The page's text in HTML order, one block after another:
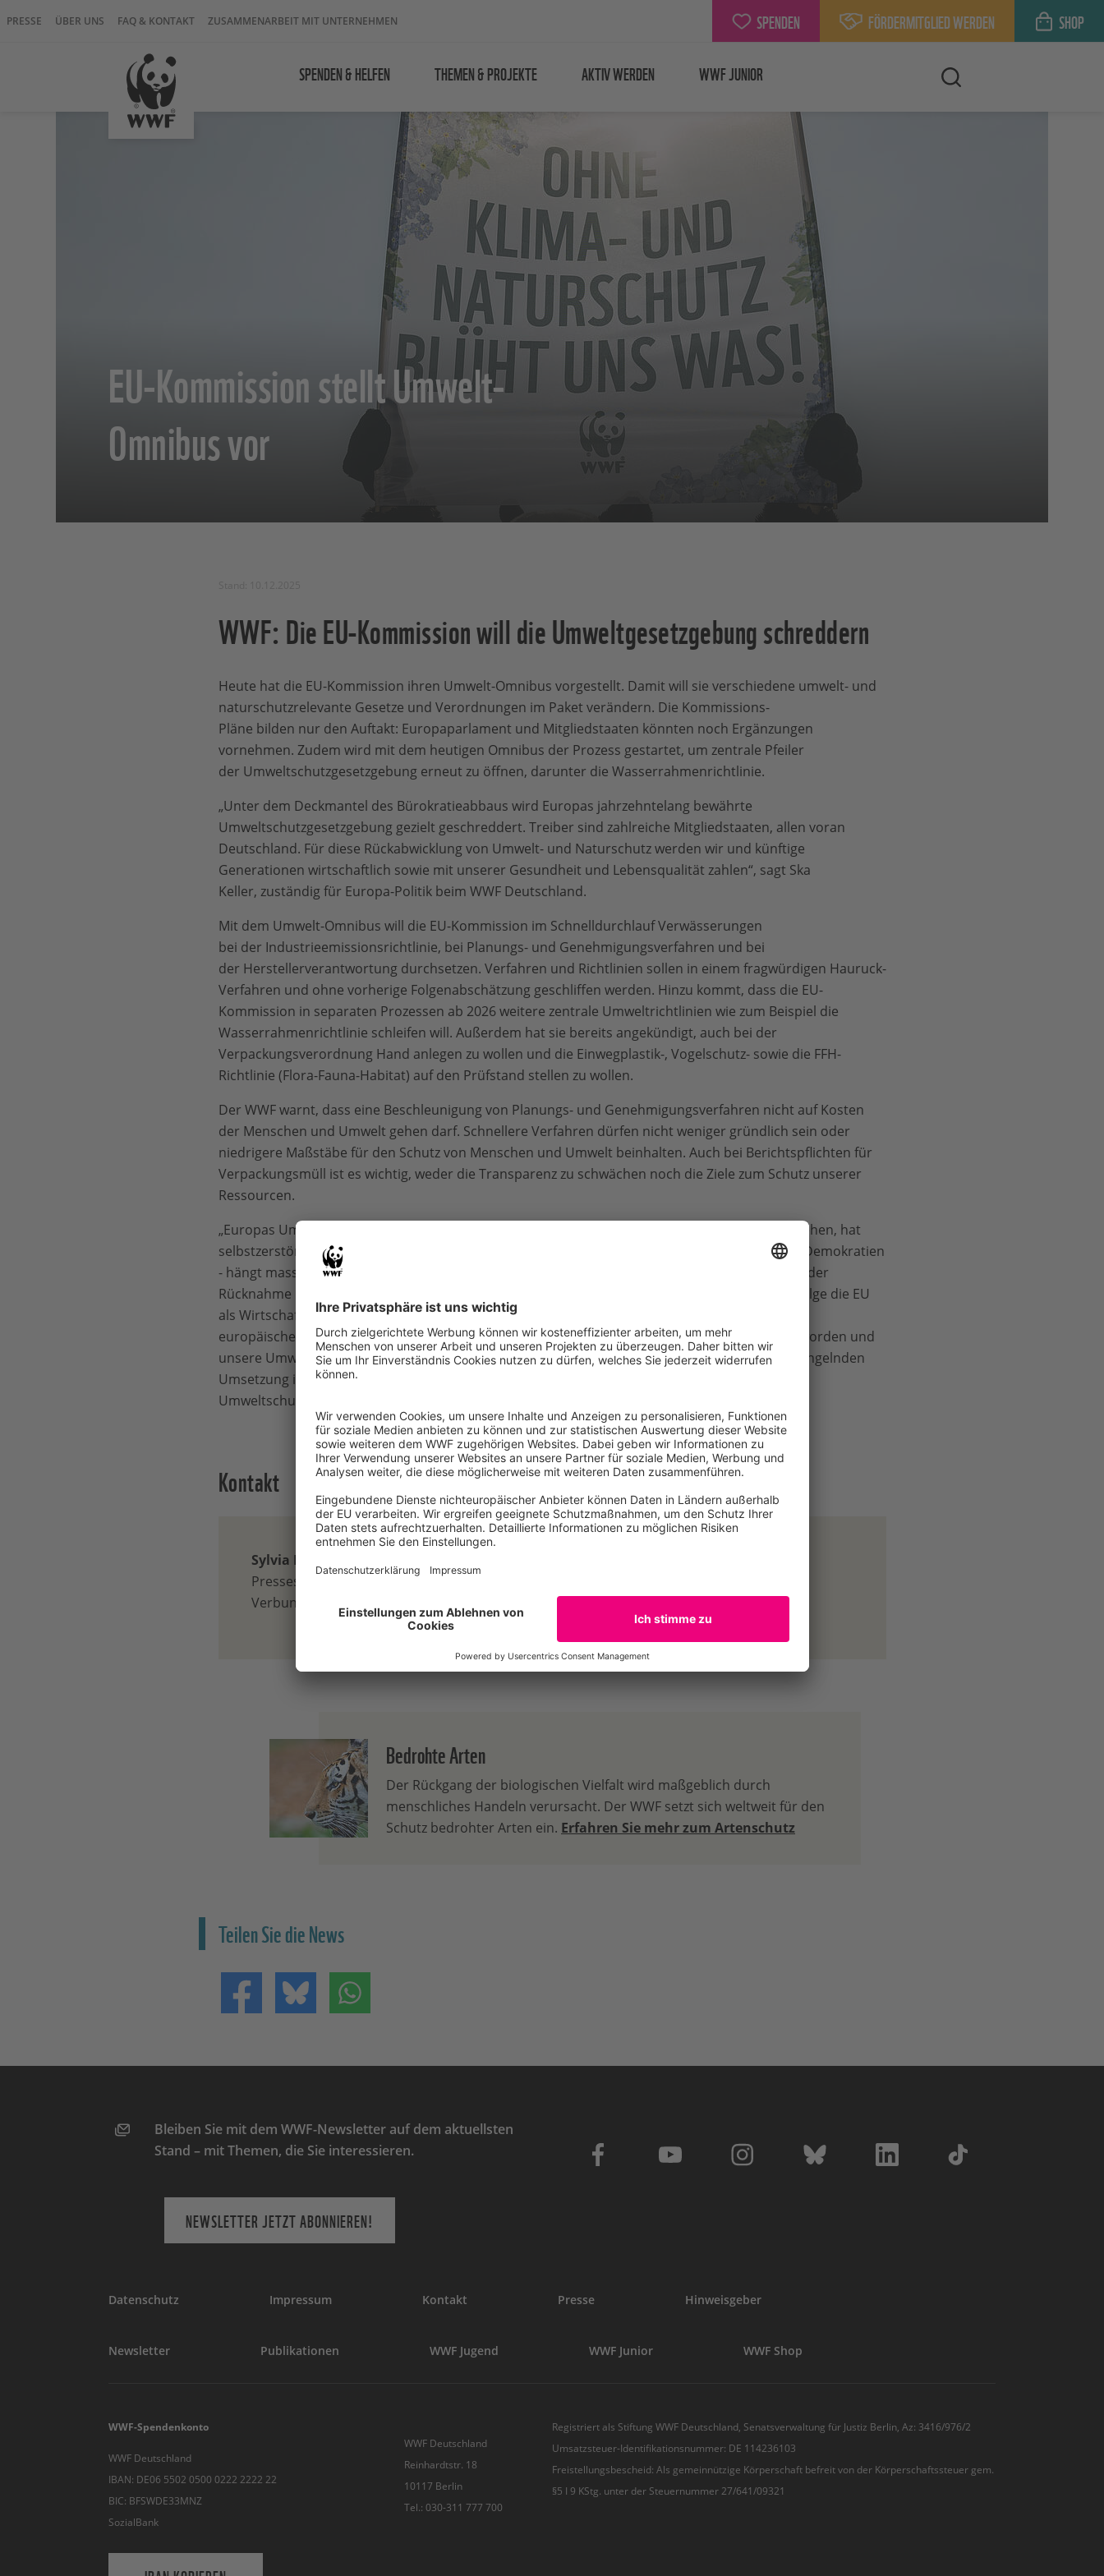
PRESSE ÜBER UNS FAQ & KONTAKT ZUSAMMENARBEIT MIT UNTERNEHMEN SPENDEN FÖRDERMITGLIED WERDEN SHOP
SPENDEN & HELFEN THEMEN & PROJEKTE AKTIV WERDEN WWF JUNIOR
EU-Kommission stellt Umwelt-
Omnibus vor
WWF: Die EU-Kommission will die Umweltgesetzgebung schreddern
Heute hat die EU-Kommission ihren Umwelt-Omnibus vorgestellt. Damit will sie verschiedene umwelt- und
naturschutzrelevante Gesetze und Verordnungen im Paket verändern. Die Kommissions-
Pläne bilden nur den Auftakt: Europaparlament und Mitgliedstaaten könnten noch Ergänzungen
vornehmen. Zudem wird mit dem heutigen Omnibus der Prozess gestartet, um zentrale Pfeiler
der Umweltschutzgesetzgebung erneut zu öffnen, darunter die Wasserrahmenrichtlinie.
„Unter dem Deckmantel des Bürokratieabbaus wird Europas jahrzehntelang bewährte
Umweltschutzgesetzgebung gezielt geschreddert. Treiber sind zahlreiche Mitgliedstaaten, allen voran
Deutschland. Für diese Rückabwicklung von Umwelt- und Naturschutz werden wir und künftige
Generationen wirtschaftlich sowie mit unserer Gesundheit und Lebensqualität zahlen“, sagt Ska
Keller, zuständig für Europa-Politik beim WWF Deutschland.
Mit dem Umwelt-Omnibus will die EU-Kommission im Schnelldurchlauf Verwässerungen
bei der Industrieemissionsrichtlinie, bei Planungs- und Genehmigungsverfahren und bei
der Herstellerverantwortung durchsetzen. Verfahren und Richtlinien sollen in einem fragwürdigen Hauruck-
Verfahren und ohne vorherige Folgenabschätzung geschliffen werden. Hinzu kommt, dass die EU-
Kommission in separaten Prozessen ab 2026 weitere zentrale Umweltrichtlinien wie zum Beispiel die
Wasserrahmenrichtlinie schleifen will. Außerdem hat sie bereits angekündigt, auch bei der
Verpackungsverordnung Hand anlegen zu wollen und die Einwegplastik-, Vogelschutz- sowie die FFH-
Richtlinie (Flora-Fauna-Habitat) auf den Prüfstand stellen zu wollen.
Der WWF warnt, dass eine Beschleunigung von Planungs- und Genehmigungsverfahren nicht auf Kosten
der Menschen und Umwelt gehen darf. Schnellere Verfahren dürfen nicht weniger gründlich sein oder
niedrigere Maßstäbe für den Schutz von Menschen und Umwelt beinhalten. Auch bei Berichtspflichten für
Verpackungsmüll ist es wichtig, weder die Transparenz zu schwächen noch die Ziele zum Schutz unserer
Ressourcen.
„Europas Umweltgesetzgebung derart durch den Reißwolf kurzsichtiger Lobbyinteressen zu drehen, hat
selbstzerstörerische Züge. Die Stabilität unserer europäischen Wirtschaft - und damit unserer Demokratien
- hängt massiv mit ab von gesunden Wäldern, Meeren, Böden oder Flüssen. Eine Schwächung oder
Rücknahme bestehender Vorschriften wird die Natur- und Klimakrise verschärfen und in der Folge die EU
als Wirtschaftsraum und demokratische Konstante weiter schwächen“, so Ska Keller. „Dank der
europäischen Umweltgesetzgebung sind in den letzten Jahrzehnten viele Fortschritte erreicht worden und
unsere Umwelt ist sauberer geworden. Vieles bleibt noch zu tun – das liegt vor allem an der mangelnden
Umsetzung in den Mitgliedstaaten. Das sollte die EU-Kommission angehen, statt beim
Umweltschutz die Büchse der Pandora zu öffnen.“
Kontakt
Sylvia Ratzlaff
Pressesprecherin für die Partnerschaft EDEKA
Verbund / Berlin
@RatzlaffWWF auf Twitter
Bedrohte Arten
Der Rückgang der biologischen Vielfalt wird maßgeblich durch
menschliches Handeln verursacht. Der WWF setzt sich weltweit für den
Schutz bedrohter Arten ein. Erfahren Sie mehr zum Artenschutz
Teilen Sie die News
Teilen auf FacebookTeilen auf Bluesky
Bleiben Sie mit dem WWF-Newsletter auf dem aktuellsten
Stand – mit Themen, die Sie interessieren.
NEWSLETTER JETZT ABONNIEREN!
Datenschutz Impressum Kontakt Presse Hinweisgeber
Newsletter Publikationen WWF Jugend WWF Junior WWF Shop
WWF-Spendenkonto
WWF Deutschland
IBAN: DE06 5502 0500 0222 2222 22
BIC: BFSWDE33MNZ
SozialBank
WWF Deutschland
Reinhardtstr. 18
10117 Berlin
Tel.: 030-311 777 700
Registriert als Stiftung WWF Deutschland, Senatsverwaltung für Justiz Berlin, Az: 3416/976/2
Umsatzsteuer-Identifikationsnummer: DE 114236103
Freistellungsbescheid: Als gemeinnützige Körperschaft befreit von der Körperschaftssteuer gem.
§5 I 9 KStg. unter der Steuernummer 27/641/09321